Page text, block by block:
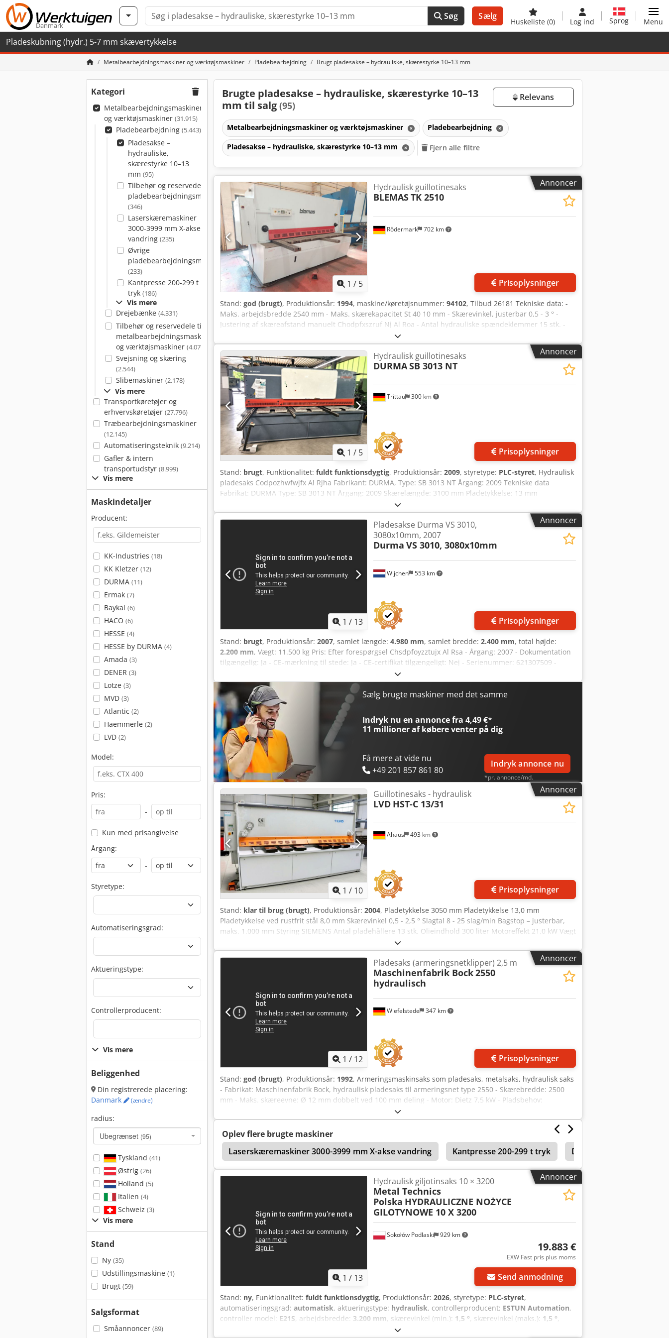
Danmark
Søg Sælg
Huskeliste (0) Log ind Sprog Menu
Pladeskubning (hydr.) 5-7 mm skævertykkelse
Metalbearbejdningsmaskiner og værktøjsmaskiner Pladebearbejdning Brugt pladesakse – hydrauliske, skærestyrke 10–13 mm
Kategori
Metalbearbejdningsmaskiner
og værktøjsmaskiner (31.915)
Pladebearbejdning (5.443)
Pladesakse –
hydrauliske,
skærestyrke 10–13
mm (95)
Tilbehør og reservedele til
pladebearbejdningsmaskiner
(346)
Laserskæremaskiner
3000-3999 mm X-akse
vandring (235)
Øvrige
pladebearbejdningsmaskiner
(233)
Kantpresse 200-299 t
tryk (186)
Vis mere
Drejebænke (4.331)
Tilbehør og reservedele til
metalbearbejdningsmaskiner
og værktøjsmaskiner (4.079)
Svejsning og skæring
(2.544)
Slibemaskiner (2.178)
Vis mere
Transportkøretøjer og
erhvervskøretøjer (27.796)
Træbearbejdningsmaskiner
(12.145)
Automatiseringsteknik (9.214)
Gafler & intern
transportudstyr (8.999)
Vis mere
Maskindetaljer
Producent:
KK-Industries (18)
KK Kletzer (12)
DURMA (11)
Ermak (7)
Baykal (6)
HACO (6)
HESSE (4)
HESSE by DURMA (4)
Amada (3)
DENER (3)
Lotze (3)
MVD (3)
Atlantic (2)
Haemmerle (2)
LVD (2)
Model:
Pris:
-
Kun med prisangivelse
Årgang:
-
Styretype:
Automatiseringsgrad:
Aktueringstype:
Controllerproducent:
Vis mere
Beliggenhed
Din registrerede placering:
Danmark
(ændre)
radius:
Ubegrænset (95)
Tyskland (41)
Østrig (26)
Holland (5)
Italien (4)
Schweiz (3)
Vis mere
Stand
Ny (35)
Udstillingsmaskine (1)
Brugt (59)
Salgsformat
Småannoncer (89)
Brugte pladesakse – hydrauliske, skærestyrke 10–13
mm til salg (95)
Relevans
Metalbearbejdningsmaskiner og værktøjsmaskiner Pladebearbejdning
Pladesakse – hydrauliske, skærestyrke 10–13 mm Fjern alle filtre
Annoncer
1 / 5
Rödermark 702 km
Hydraulisk guillotinesaks
BLEMASTK 2510
Prisoplysninger
Stand: god (brugt), Produktionsår: 1994, maskine/køretøjsnummer: 94102, Tilbud 26181 Tekniske data: -
Maks. arbejdsbredde 2540 mm - Maks. skærekapacitet St 40 10 mm - Skærevinkel, justerbar 0,5 - 3 ° -
Justering af skæreafstand manuelt Chodpfxszruf Nj Al Roa - Antal hydrauliske spændeklemmer 15 stk. -
Motoriseret bagstop med positionsstyring 10 - 1000 mm - Forreste vinkelstop - Antal slag pr. minut,
afhængigt af skærevinkel og skærelængde 7 - 17 - Hydraulisk drev 400 V / 15 kW - Bordhøjde 770 mm -
Pladsbehov, ca. B 4100 x H 2030 x D 2030 mm - Vægt ca. 7500 kg - Medfølger: - Fodbetjent kontakt -
Skærelinjemarkeringslys
Annoncer
1 / 5
Trittau 300 km
Hydraulisk guillotinesaks
DURMASB 3013 NT
Prisoplysninger
Stand: brugt, Funktionalitet: fuldt funktionsdygtig, Produktionsår: 2009, styretype: PLC-styret, Hydraulisk
pladesaks Codpozhwfwjfx Al Rjha Fabrikant: DURMA, Type: SB 3013 NT Årgang: 2009 Tekniske data
Fabrikat: DURMA Type: SB 3013 NT Årgang: 2009 Skærelængde: 3100 mm Pladetykkelse: 13 mm
Slaglængde: 130 mm Slagantal: maks. 13/min. Dimensioner: ca. L 4,25 x B 2,40 x H 2,40 m Vægt: ca. 12 t
Udstyr • Styret bagstop op til 1000 mm, kan drejes væk • Vinkelstop • Sikkerhedslysgitter for maskinens
bagside • Central justering af skæreafstanden • Sammenfoldelig fingersikring 1000 mm • Styring: Siemens
PLC • Kuglelejer i støttebordet Alle oplysninger uden garanti. En demonstration kan til enhver tid
Annoncer
1 / 13
Wijchen 553 km
Pladesakse Durma VS 3010,
3080x10mm, 2007
Durma VS 3010, 3080x10mm
Prisoplysninger
Stand: brugt, Produktionsår: 2007, samlet længde: 4.980 mm, samlet bredde: 2.400 mm, total højde:
2.200 mm, Vægt: 11.500 kg Pris: Efter forespørgsel Chsdpfoyzztujx Al Rsa - Årgang: 2007 - Dokumentation
tilgængelig: Ja - CE-mærkning til stede: Ja - CE-certifikat tilgængeligt: Nej - Serienummer: 621307509 -
Betjening: CNC - Styringssystem-mærke: Delem - Styringssystem-type: DAC-350 - Drivtype: Hydraulisk -
Effekt [kW]: 30,0 - Maks. pladetykkelse [mm]: 10 - Maks. arbejdsbredde [mm]: 3080 - Skærehastighed
[mm/min]: 20 - Ansalgstype: Elektrisk - Pladeunderstøtning: Pneumatisk - Fingerbeskyttelse: Fast med
opklappelig beskyttelse - Vinkelindstilling: Motoriseret - Snitspalteindstilling: Motoriseret - Bordtype:
Kuglelejebord - Transportmål: 4985mm x 2400mm x 2200mm (l x b x h) - Transportvægt [kg]: 11.500kg -
Transportpakker [stk.]: 1 Finansielle oplysninger Moms: Den angivne pris er ekskl. moms Moms/fradrag:
Moms kan fratrækkes for erhvervskunder Levering og indbytning muligt til enhver tid for alt inden for
industrien Lukas van Rossum
Sælg brugte maskiner med det samme
Indryk nu en annonce fra 4,49 €*
11 millioner af købereventer på dig
Få mere at vide nu
+49 201 857 861 80
Indryk annonce nu
*pr. annonce/md.
Annoncer
1 / 10
Ahaus 493 km
Guillotinesaks - hydraulisk
LVD HST-C 13/31
Prisoplysninger
Stand: klar til brug (brugt), Produktionsår: 2004, Pladetykkelse 3050 mm Pladetykkelse 13,0 mm
Pladetykkelse ved rustfrit stål 8,0 mm Skærevinkel 0,5 - 2,5 ° Slagtal 8 - 25 slag/min Bagstop – justerbar,
maks. 1.000 mm Styring SIEMENS Antal pladehållere 13 stk. Olieindhold 300 liter Motoreffekt 21,0 kW Vægt
8700 kg Dimensioner L-B-H 3950 x 2200 x 1900 mm Chedpfxozkvx Ue Al Rja Aktuel nypris ca. 70.000 euro I
god stand (!!) Specialpris efter forespørgsel Udstyr: - robust elektrohydraulisk pladesaks * Udførelse:
"styret via en kam" - NC elektromotorisk bagstop * med SIEMENS NC styreenhed "OP 7" * Indtastning af
ønsket og faktisk positionsværdi - NC elektrohydraulisk skærevinkeljustering - manuel justering af
skæreafstanden, forfra via håndhjul - grebsfordybninger i det forreste bord - forreste fingersikring - 1 x
lang sideanslag - 1 x lang støttearm - 1 x frit bevægelig fodkontakt - original brugsanvisning (hollandsk)
Annoncer
1 / 12
Wiefelstede 347 km
Pladesaks (armeringsnetklipper) 2,5 m
Maschinenfabrik Bock2550
hydraulisch
Prisoplysninger
Stand: god (brugt), Produktionsår: 1992, Armeringsmaskinsaks som pladesaks, metalsaks, hydraulisk saks
- Fabrikat: Maschinenfabrik Bock, hydraulisk pladesaks til armeringsnet type 2550 - Skærebredde: 2500
mm - Maks. skæreevne: Ø 12 mm dobbelt ved 100 mm deling - Motor: Dietz 7,5 kW - Pladsbehov:
3020/2000/H1320 mm - Transportmål: 3130/1080/1465 mm - Vægt: 2000 kg Cjdpfx Alsyanqvo Reha
Oplev flere brugte maskiner
Laserskæremaskiner 3000-3999 mm X-akse vandring
Kantpresse 200-299 t tryk Durma Sbt 3010
Annoncer
1 / 13
Sokołów Podlaski 929 km
Hydraulisk giljotinsaks 10 × 3200
Metal Technics
Polska HYDRAULICZNE NOŻYCE
GILOTYNOWE 10 X 3200
19.883 €
EXW Fast pris plus moms
Send anmodning
Stand: ny, Funktionalitet: fuldt funktionsdygtig, Produktionsår: 2026, styretype: PLC-styret,
automatiseringsgrad: automatisk, aktueringstype: hydraulisk, controllerproducent: ESTUN Automation,
controller model: E21S, arbejdsbredde: 3.200 mm, skærevinkel (min.): 1,5 °, skærevinkel (maks.): 1,5 °,
, slagfrekvens (maks.):